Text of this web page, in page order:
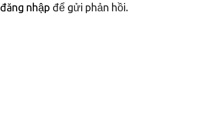
đăng nhập để gửi phản hồi.